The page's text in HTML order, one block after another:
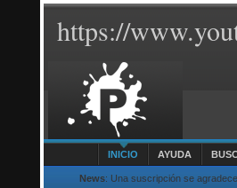
https://
INICIO AYUDA
News: Una suscripción se